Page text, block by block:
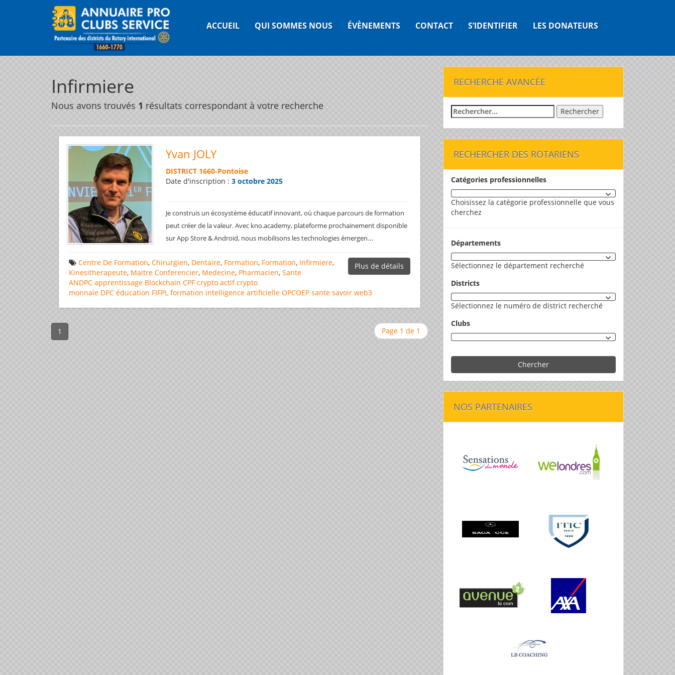
ACCUEIL QUI SOMMES NOUS ÉVÈNEMENTS CONTACT S’IDENTIFIER LES DONATEURS
Infirmiere
Nous avons trouvés 1 résultats correspondant à votre recherche
Yvan JOLY
DISTRICT 1660-Pontoise
Date d'inscription :3 octobre 2025
Je construis un écosystème éducatif innovant, où chaque parcours de formation
peut créer de la valeur. Avec kno.academy, plateforme prochainement disponible
sur App Store & Android, nous mobilisons les technologies émergen...
Plus de détails
Centre De Formation, Chirurgien, Dentaire, Formation, Formation, Infirmiere,
Kinesitherapeute, Maitre Conferencier, Medecine, Pharmacien, Sante
ANDPC apprentissage Blockchain CPF crypto actif crypto
monnaie DPC éducation FIFPL formation intelligence artificielle OPCOEP sante savoir web3
1 Page 1 de 1
RECHERCHE AVANCÉE
Rechercher :
RECHERCHER DES ROTARIENS
Catégories professionnelles
Choisissez la catégorie professionnelle que vous
cherchez
Départements
Sélectionnez le département recherché
Districts
Sélectionnez le numéro de district recherché
Clubs
Chercher
NOS PARTENAIRES